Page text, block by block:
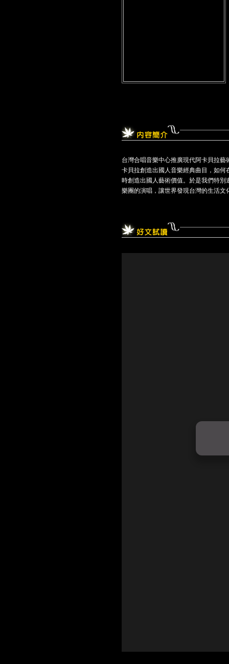
台灣合唱音樂中心推廣現代阿卡貝拉
卡貝拉創造出國人音樂經典曲目，如
時創造出國人藝術價值。於是我們特
樂團的演唱，讓世界發現台灣的生活文